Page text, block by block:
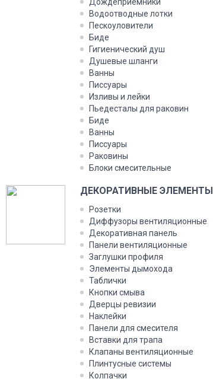
Водоотводные лотки
Пескоуловители
Биде
Гигиенический душ
Душевые шланги
Ванны
Писсуары
Изливы и лейки
Пьедесталы для раковин
Биде
Ванны
Писсуары
Раковины
Блоки смесительные
ДЕКОРАТИВНЫЕ ЭЛЕМЕНТЫ
Розетки
Диффузоры вентиляционные
Декоративная панель
Панели вентиляционные
Заглушки профиля
Элементы дымохода
Таблички
Кнопки смыва
Дверцы ревизии
Наклейки
Панели для смесителя
Вставки для трапа
Клапаны вентиляционные
Плинтусные системы
Колпачки